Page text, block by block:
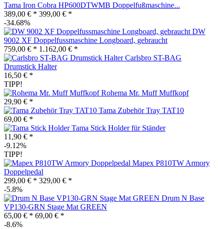
Tama Iron Cobra HP600DTWMB Doppelfußmaschine...
389,00 € * 399,00 € *
-34.68%
DW
9002 XF Doppelfussmaschine Longboard, gebraucht
759,00 € * 1.162,00 € *
Carlsbro ST-BAG
Drumstick Halter
16,50 € *
TIPP!
Rohema Mr. Muff Muffkopf
29,90 € *
Tama Zubehör Tray TAT10
69,00 € *
Tama Stick Holder für Ständer
11,90 € *
-9.12%
TIPP!
Mapex P810TW Armory
Doppelpedal
299,00 € * 329,00 € *
-5.8%
Drum N Base
VP130-GRN Stage Mat GREEN
65,00 € * 69,00 € *
-8.6%